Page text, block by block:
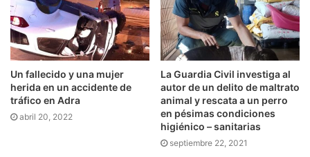
Un fallecido y una mujer
herida en un accidente de
tráfico en Adra
abril 20, 2022
La Guardia Civil investiga al
autor de un delito de maltrato
animal y rescata a un perro
en pésimas condiciones
higiénico – sanitarias
septiembre 22, 2021